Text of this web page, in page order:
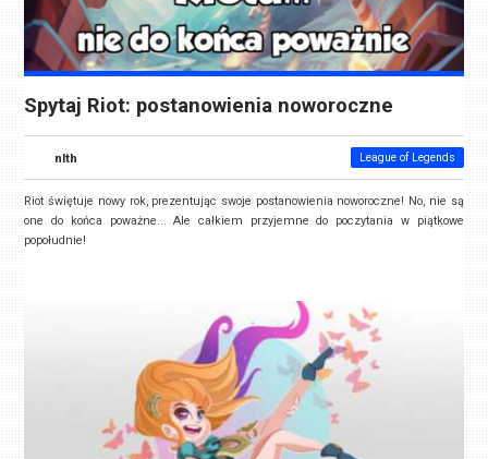
Spytaj Riot: postanowienia noworoczne
nlth League of Legends
Riot świętuje nowy rok, prezentując swoje postanowienia noworoczne! No, nie są
one do końca poważne... Ale całkiem przyjemne do poczytania w piątkowe
popołudnie!